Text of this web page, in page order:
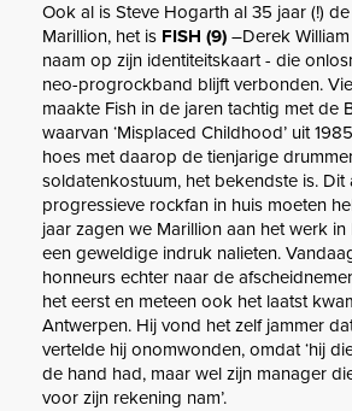
Ook al is Steve Hogarth al 35 jaar (!)
Marillion, het is FISH (9) –Derek
naam op zijn identiteitskaart - die
neo-progrockband blijft verbonden.
maakte Fish in de jaren tachtig met de
waarvan ‘Misplaced Childhood’ uit
hoes met daarop de tienjarige
soldatenkostuum, het bekendste is. Dit
progressieve rockfan in huis moeten
jaar zagen we Marillion aan het werk in
een geweldige indruk nalieten.
honneurs echter naar de
het eerst en meteen ook het laatst
Antwerpen. Hij vond het zelf jammer
vertelde hij onomwonden, omdat ‘hij
de hand had, maar wel zijn manager
voor zijn rekening nam’.